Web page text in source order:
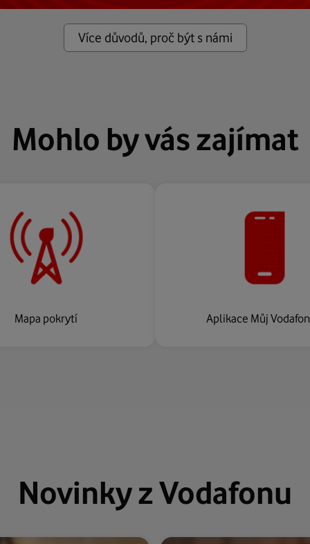
jsme v roce 2024
pro lepší budoucnost
Více důvodů, proč být s námi
Mohlo by vás zajímat
Mapa pokrytí Aplikace Můj
Novinky z Vodafonu